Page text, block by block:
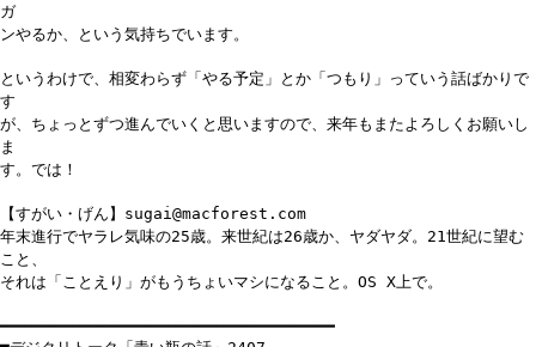
ガ
ンやるか、という気持ちでいます。
というわけで、相変わらず「やる予定」とか「つもり」っていう話ばかりで
す
が、ちょっとずつ進んでいくと思いますので、来年もまたよろしくお願いし
ま
す。では！
【すがい・げん】sugai@macforest.com
年末進行でヤラレ気味の25歳。来世紀は26歳か、ヤダヤダ。21世紀に望む
こと、
それは「ことえり」がもうちょいマシになること。OS X上で。
━━━━━━━━━━━━━━━━━━━━━━━━━━━━━━━━━━━